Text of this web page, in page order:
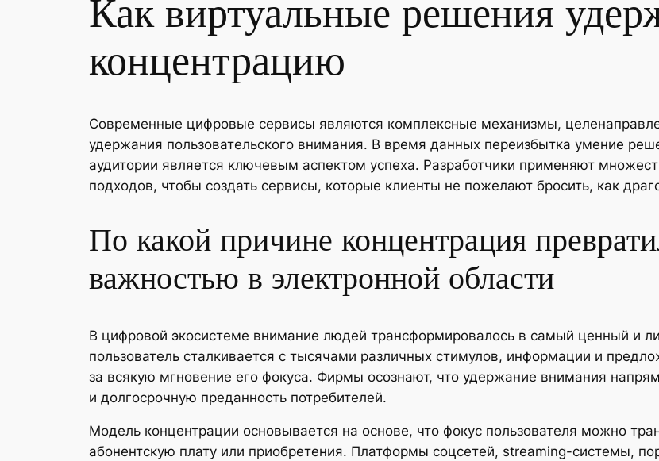
Как виртуальные решения
концентрацию
Современные цифровые сервисы являются комплексные механизмы,
удержания пользовательского внимания. В время данных переизбытка умение
аудитории является ключевым аспектом успеха. Разработчики применяют
подходов, чтобы создать сервисы, которые клиенты не пожелают бросить, как
По какой причине концентрация
важностью в электронной области
В цифровой экосистеме внимание людей трансформировалось в самый ценный и
пользователь сталкивается с тысячами различных стимулов, информации и
за всякую мгновение его фокуса. Фирмы осознают, что удержание внимания
и долгосрочную преданность потребителей.
Модель концентрации основывается на основе, что фокус пользователя можно
абонентскую плату или приобретения. Платформы соцсетей, streaming-системы,